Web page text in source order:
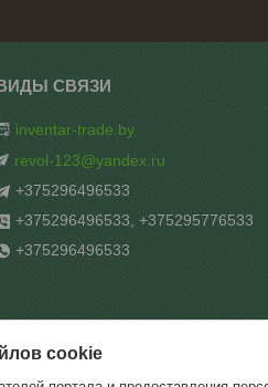
inventar-trade.by
revol-123@yandex.ru
+375296496533
+375296496533, +375295776533
+375296496533
cookie